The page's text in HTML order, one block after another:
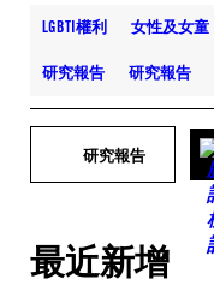
LGBTI權利 女性及女童
研究報告 研究報告
研究報告
最近新增